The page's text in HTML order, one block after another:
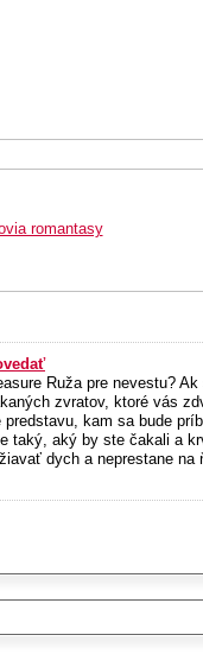
romantasy
Ruža pre nevestu?
zvratov, ktoré vás
kam sa bude
taký, aký by ste čakali a
dych a neprestane